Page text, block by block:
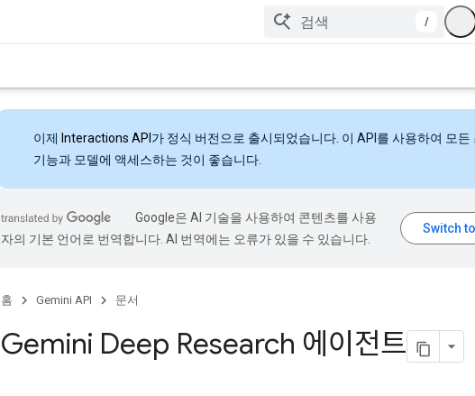
/
이제 Interactions API 가 정식 버전으로 출시되었습니다. 이 API를 사용하여 모든
기능과 모델에 액세스하는 것이 좋습니다.
Google은 AI 기술을 사용하여 콘텐츠를 사용
자의 기본 언어로 번역합니다. AI 번역에는 오류가 있을 수 있습니다.
홈 Gemini API 문서
Gemini Deep Research 에이전트